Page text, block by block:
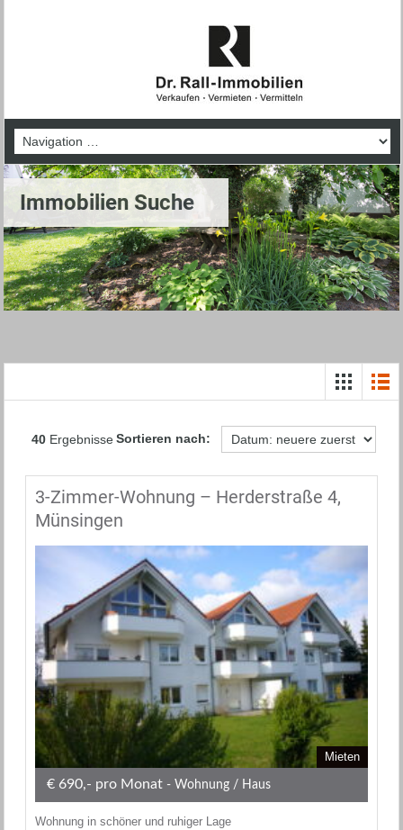
Immobilien Suche
40 ErgebnisseSortieren nach:
3-Zimmer-Wohnung – Herderstraße 4,
Münsingen
Mieten
€ 690,- pro Monat - Wohnung / Haus
Wohnung in schöner und ruhiger Lage